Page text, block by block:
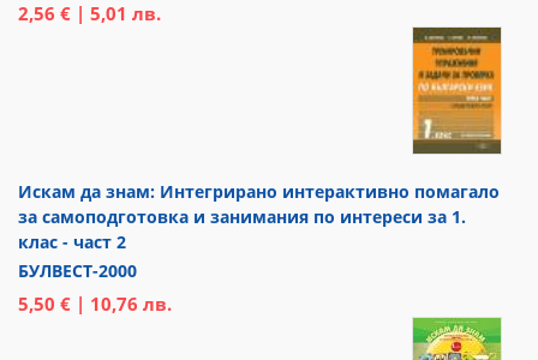
2,56 € | 5,01 лв.
Искам да знам: Интегрирано интерактивно помагало
за самоподготовка и занимания по интереси за 1.
клас - част 2
БУЛВЕСТ-2000
5,50 € | 10,76 лв.